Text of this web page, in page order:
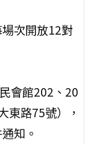
次開放12對
會館202、20
東路75號），
知。